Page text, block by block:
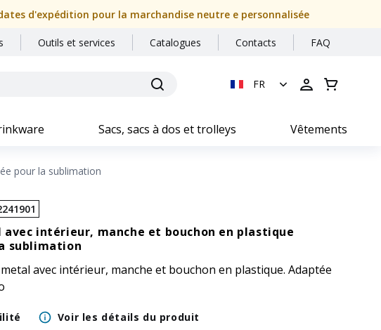
d'expédition pour la marchandise neutre e personnalisée
Outils et services Catalogues Contacts FAQ
FR
Sacs, sacs à dos et trolleys Vêtements
pour la sublimation
avec intérieur, manche et bouchon en plastique
sublimation
avec intérieur, manche et bouchon en plastique. Adaptée
Voir les détails du produit